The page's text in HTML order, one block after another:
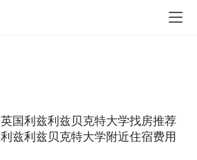
英国利兹利兹贝克特大学找房推荐
利兹利兹贝克特大学附近住宿费用